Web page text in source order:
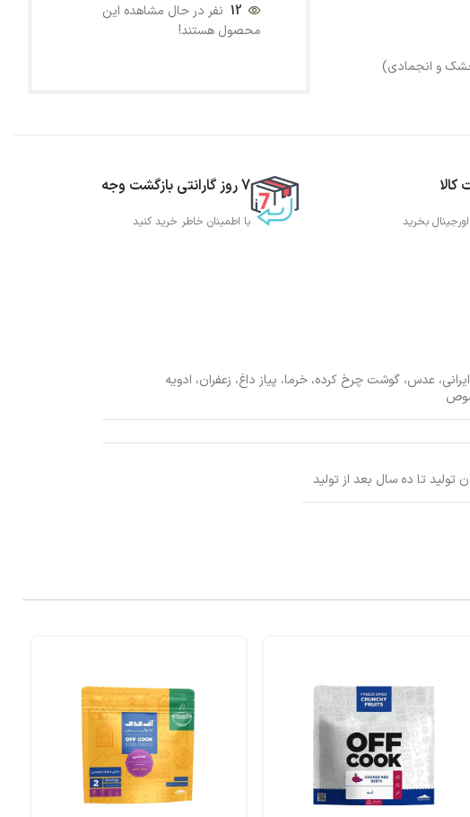
و انجمادی)
12 نفر در حال مشاهده این
محصول هستند!
بخرید
7 روز گارانتی بازگشت وجه
با اطمینان خاطر خرید کنید
عدس، گوشت چرخ کرده، خرما، پیاز داغ، زعفران، ادویه
تولید تا ده سال بعد از تولید